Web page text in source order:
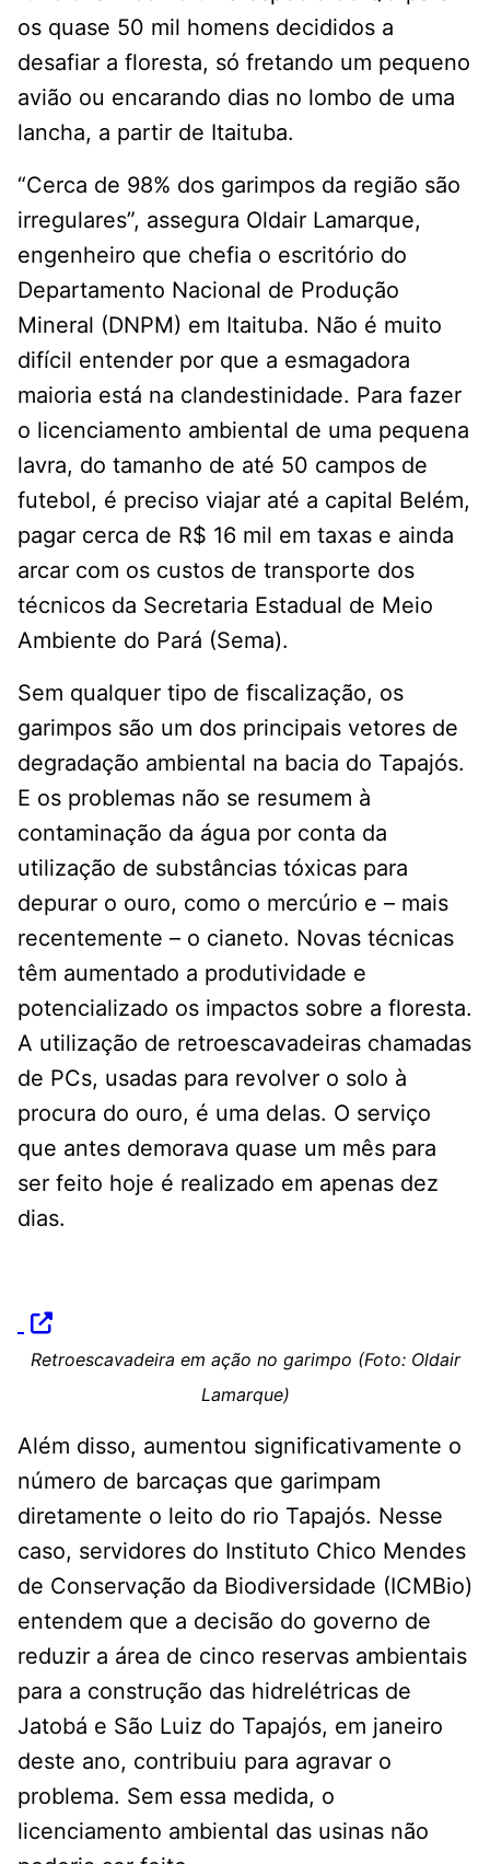
os quase 50 mil homens decididos a
desafiar a floresta, só fretando um pequeno
avião ou encarando dias no lombo de uma
lancha, a partir de Itaituba.
“Cerca de 98% dos garimpos da região são
irregulares”, assegura Oldair Lamarque,
engenheiro que chefia o escritório do
Departamento Nacional de Produção
Mineral (DNPM) em Itaituba. Não é muito
difícil entender por que a esmagadora
maioria está na clandestinidade. Para fazer
o licenciamento ambiental de uma pequena
lavra, do tamanho de até 50 campos de
futebol, é preciso viajar até a capital Belém,
pagar cerca de R$ 16 mil em taxas e ainda
arcar com os custos de transporte dos
técnicos da Secretaria Estadual de Meio
Ambiente do Pará (Sema).
Sem qualquer tipo de fiscalização, os
garimpos são um dos principais vetores de
degradação ambiental na bacia do Tapajós.
E os problemas não se resumem à
contaminação da água por conta da
utilização de substâncias tóxicas para
depurar o ouro, como o mercúrio e – mais
recentemente – o cianeto. Novas técnicas
têm aumentado a produtividade e
potencializado os impactos sobre a floresta.
A utilização de retroescavadeiras chamadas
de PCs, usadas para revolver o solo à
procura do ouro, é uma delas. O serviço
que antes demorava quase um mês para
ser feito hoje é realizado em apenas dez
dias.
Retroescavadeira em ação no garimpo (Foto: Oldair
Lamarque)
Além disso, aumentou significativamente o
número de barcaças que garimpam
diretamente o leito do rio Tapajós. Nesse
caso, servidores do Instituto Chico Mendes
de Conservação da Biodiversidade (ICMBio)
entendem que a decisão do governo de
reduzir a área de cinco reservas ambientais
para a construção das hidrelétricas de
Jatobá e São Luiz do Tapajós, em janeiro
deste ano, contribuiu para agravar o
problema. Sem essa medida, o
licenciamento ambiental das usinas não